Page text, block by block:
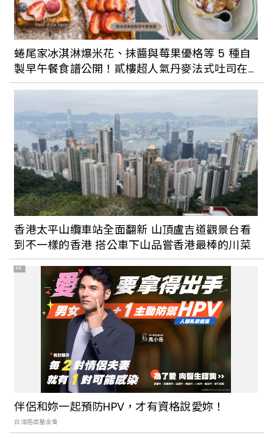
蜷尾家冰淇淋爆米花、抹醬與莓果優格等 5 種自
製早午餐食譜公開！貳樓超人氣丹麥法式吐司在
家就做得出
香港太平山纜車站全面翻新 山頂盧吉道觀景台看
到不一樣的香港 搭公車下山品嘗香港最棒的川菜
PR
伴侶和妳一起預防HPV，才有資格說愛妳！
台灣癌症基金會